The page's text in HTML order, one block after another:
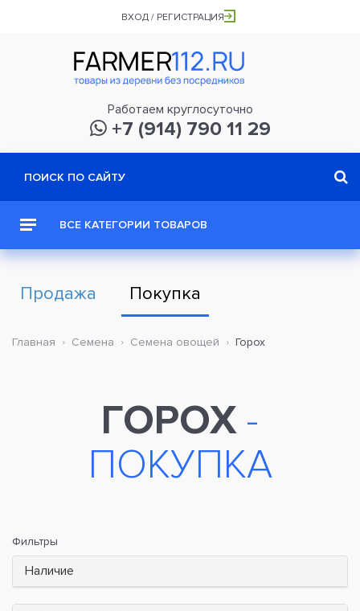
ВХОД / РЕГИСТРАЦИЯ
Работаем круглосуточно
+7 (914) 790 11 29
ВСЕ КАТЕГОРИИ ТОВАРОВ
Продажа Покупка
Главная Семена Семена овощей Горох
ГОРОХ -
ПОКУПКА
Фильтры
Наличие